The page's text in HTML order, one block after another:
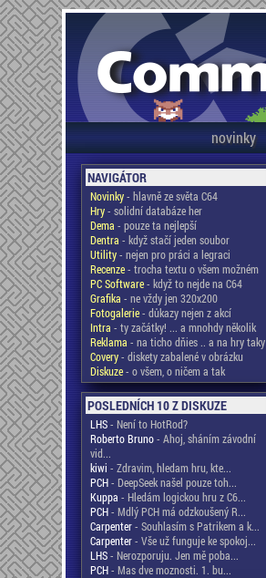
novinky
NAVIGÁTOR
Novinky- hlavně ze světa C64
Hry- solidní databáze her
Dema - pouze ta nejlepší
Dentra - když stačí jeden soubor
Utility- nejen pro práci a legraci
Recenze- trocha textu o všem možném
PC Software- když to nejde na C64
Grafika - ne vždy jen 320x200
Fotogalerie- důkazy nejen z akcí
Intra - ty začátky! ... a mnohdy několik
Reklama - na ticho dňies .. a na hry taky
Covery- diskety zabalené v obrázku
Diskuze- o všem, o ničem a tak
POSLEDNÍCH 10 Z DISKUZE
LHS- Není to HotRod?
Roberto Bruno- Ahoj, sháním závodní
vid...
kiwi - Zdravim, hledam hru, kte...
PCH- DeepSeek našel pouze toh...
Kuppa - Hledám logickou hru z C6...
PCH- Mdlý PCH má odzkoušený R...
Carpenter- Souhlasím s Patrikem a k...
Carpenter- Vše už funguje ke spokoj...
LHS- Nerozporuju. Jen mě poba...
PCH- Mas dve moznosti. 1. bu...